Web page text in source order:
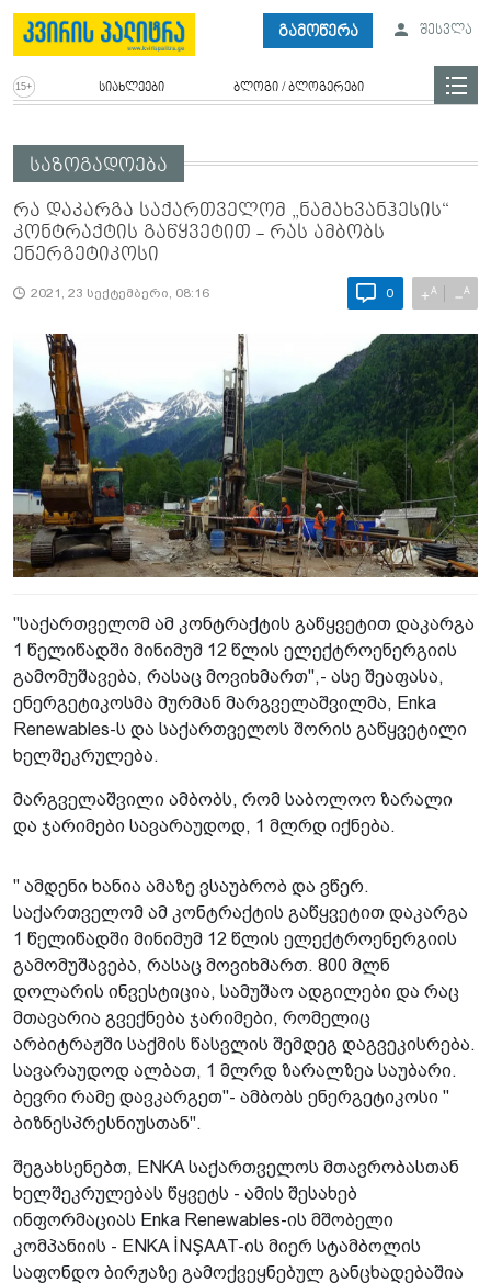
გამოწერა შესვლა
სიახლეები ბლოგი / ბლოგერები
საზოგადოება
რა დაკარგა საქართველომ „ნამახვანჰესის“
კონტრაქტის გაწყვეტით - რას ამბობს
ენერგეტიკოსი
2021, 23 სექტემბერი, 08:16 0 +A −A
"საქართველომ ამ კონტრაქტის გაწყვეტით დაკარგა
1 წელიწადში მინიმუმ 12 წლის ელექტროენერგიის
გამომუშავება, რასაც მოვიხმართ",- ასე შეაფასა,
ენერგეტიკოსმა მურმან მარგველაშვილმა, Enka
Renewables-ს და საქართველოს შორის გაწყვეტილი
ხელშეკრულება.
მარგველაშვილი ამბობს, რომ საბოლოო ზარალი
და ჯარიმები სავარაუდოდ, 1 მლრდ იქნება.
" ამდენი ხანია ამაზე ვსაუბრობ და ვწერ.
საქართველომ ამ კონტრაქტის გაწყვეტით დაკარგა
1 წელიწადში მინიმუმ 12 წლის ელექტროენერგიის
გამომუშავება, რასაც მოვიხმართ. 800 მლნ
დოლარის ინვესტიცია, სამუშაო ადგილები და რაც
მთავარია გვექნება ჯარიმები, რომელიც
არბიტრაჟში საქმის წასვლის შემდეგ დაგვეკისრება.
სავარაუდოდ ალბათ, 1 მლრდ ზარალზეა საუბარი.
ბევრი რამე დავკარგეთ"- ამბობს ენერგეტიკოსი "
ბიზნესპრესნიუსთან".
შეგახსენებთ, ENKA საქართველოს მთავრობასთან
ხელშეკრულებას წყვეტს - ამის შესახებ
ინფორმაციას Enka Renewables-ის მშობელი
კომპანიის - ENKA İNŞAAT-ის მიერ სტამბოლის
საფონდო ბირჟაზე გამოქვეყნებულ განცხადებაშია